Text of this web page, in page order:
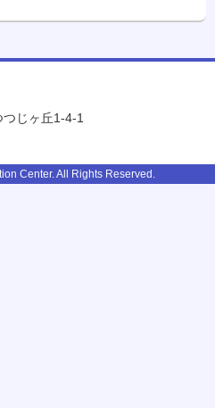
じヶ丘1-4-1
Center. All Rights Reserved.